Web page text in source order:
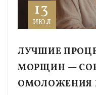
13
ИЮЛ
ЛУЧШИЕ
МОРЩИН —
ОМОЛОЖЕНИЯ